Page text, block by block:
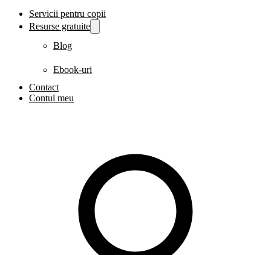
Servicii pentru copii
Resurse gratuite
Blog
Ebook-uri
Contact
Contul meu